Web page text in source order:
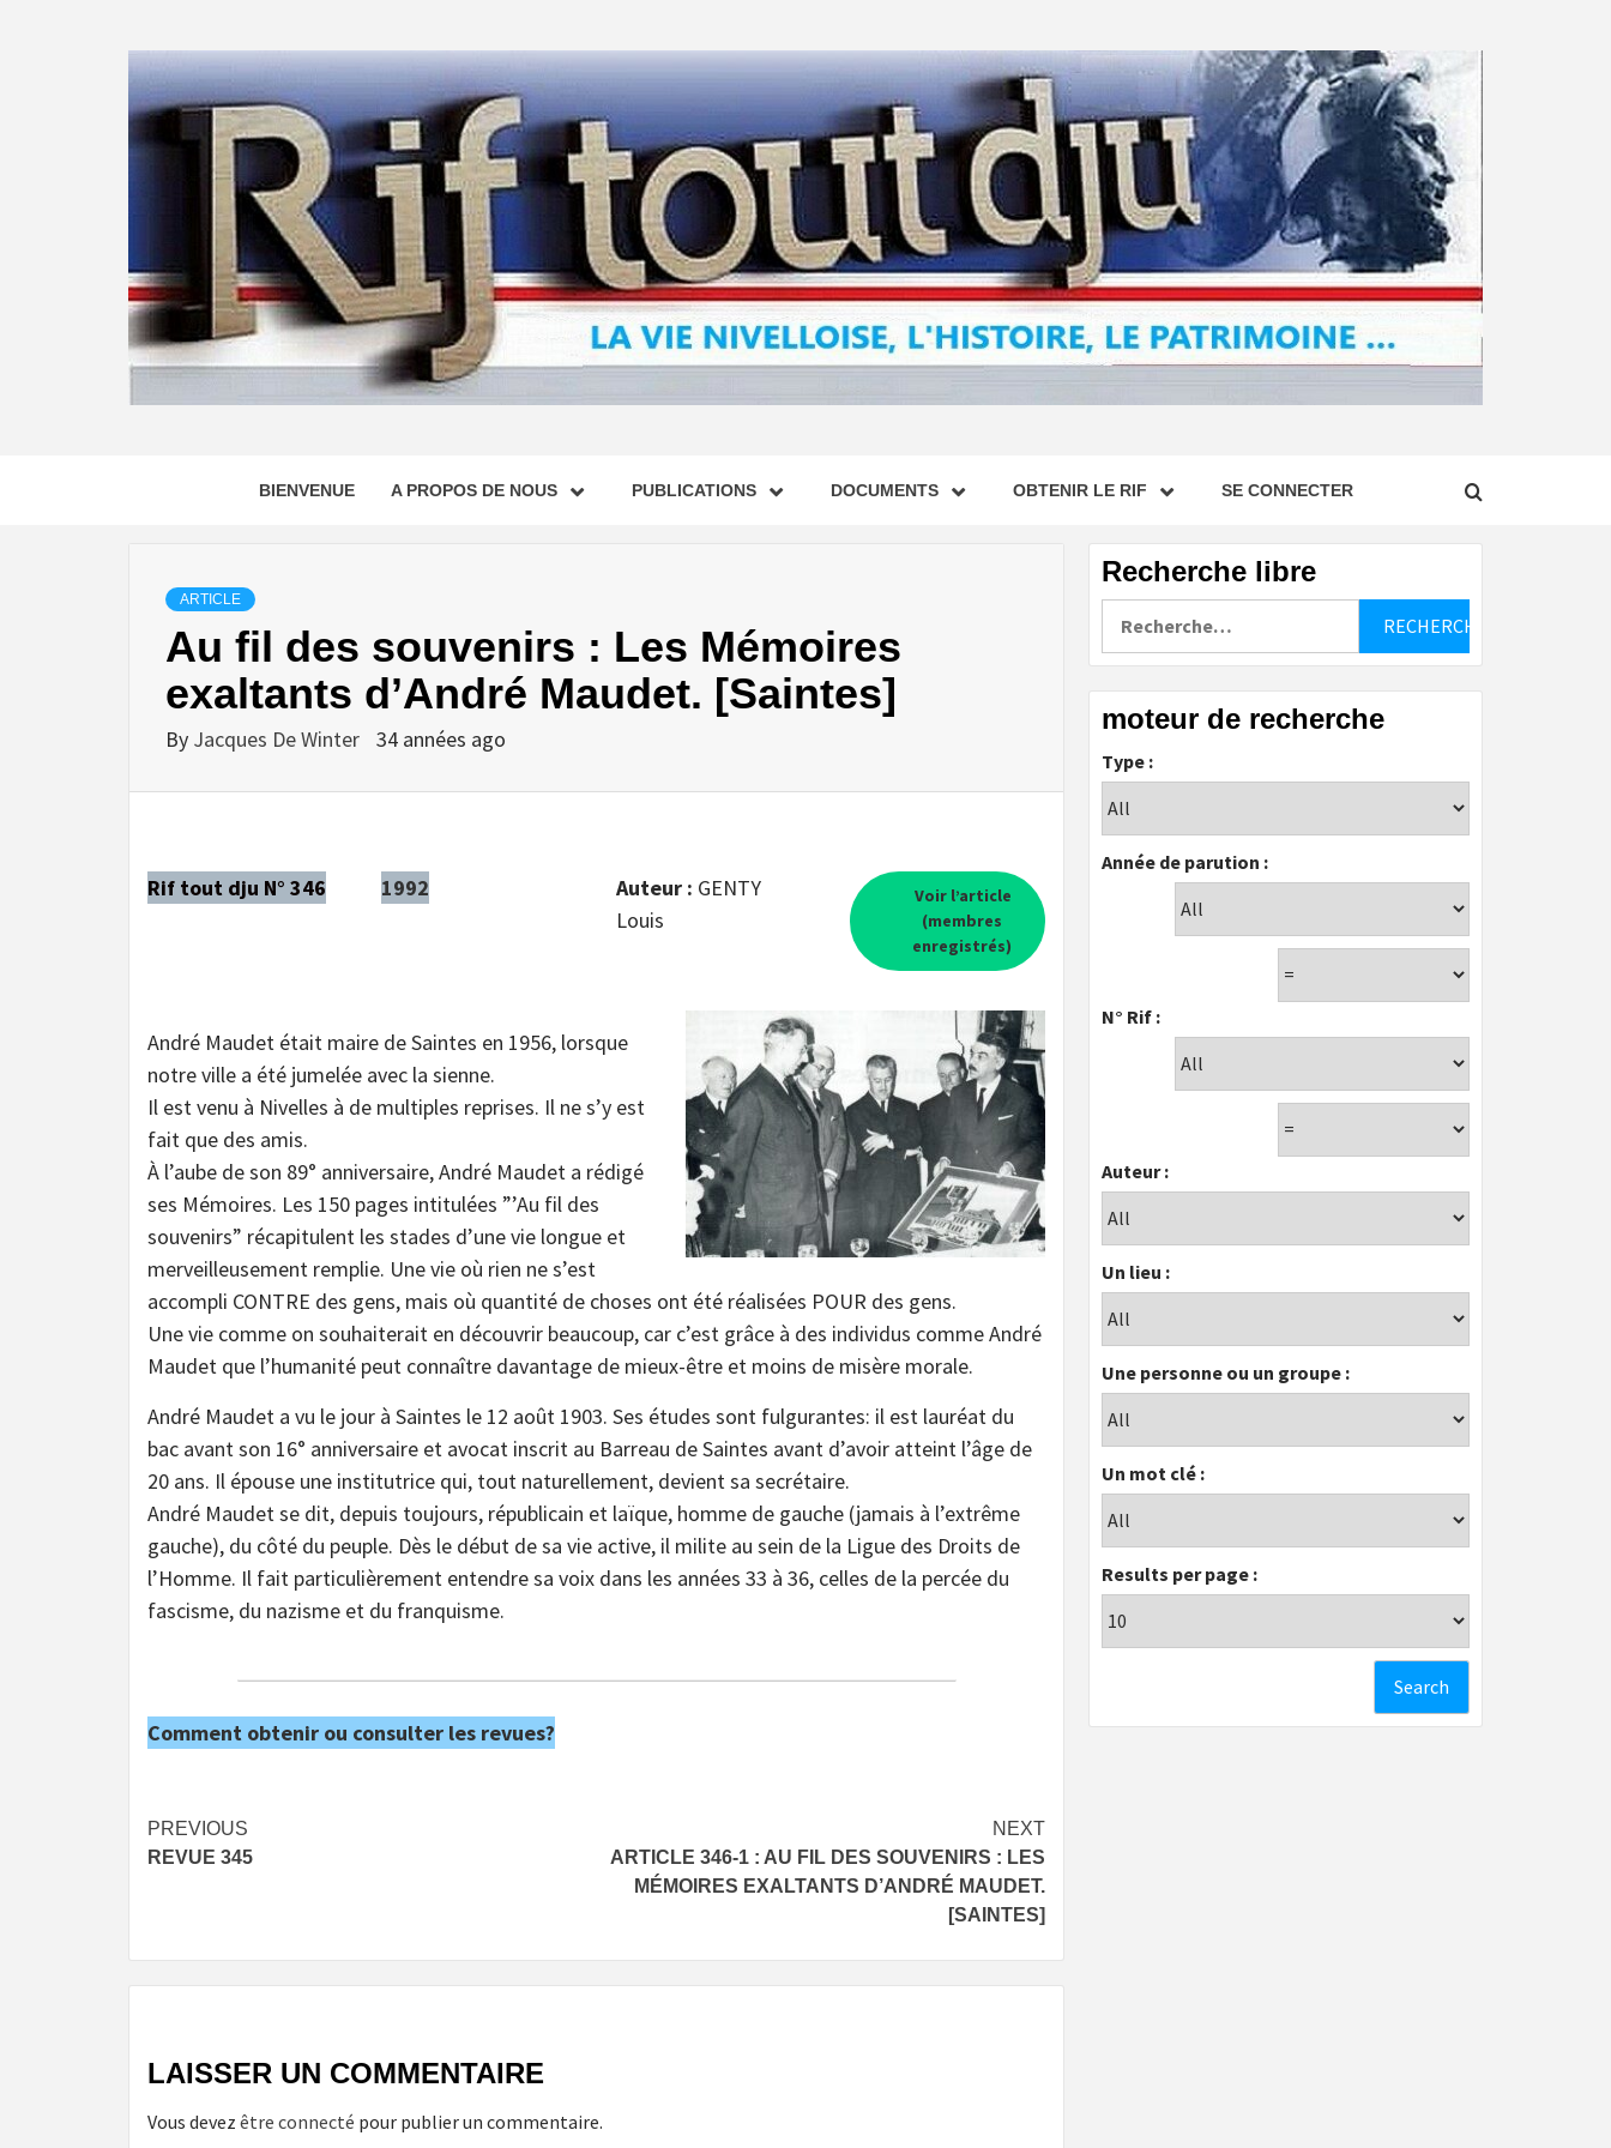
BIENVENUE A PROPOS DE NOUS PUBLICATIONS DOCUMENTS OBTENIR LE RIF SE CONNECTER
ARTICLE
Au fil des souvenirs : Les Mémoires
exaltants d’André Maudet. [Saintes]
By Jacques De Winter 34 années ago
Rif tout dju N° 346 1992 Auteur : GENTY
Louis
Voir l’article
(membres
enregistrés)
André Maudet était maire de Saintes en 1956, lorsque
notre ville a été jumelée avec la sienne.
Il est venu à Nivelles à de multiples reprises. Il ne s’y est
fait que des amis.
À l’aube de son 89° anniversaire, André Maudet a rédigé
ses Mémoires. Les 150 pages intitulées ”’Au fil des
souvenirs” récapitulent les stades d’une vie longue et
merveilleusement remplie. Une vie où rien ne s’est
accompli CONTRE des gens, mais où quantité de choses ont été réalisées POUR des gens.
Une vie comme on souhaiterait en découvrir beaucoup, car c’est grâce à des individus comme André
Maudet que l’humanité peut connaître davantage de mieux-être et moins de misère morale.
André Maudet a vu le jour à Saintes le 12 août 1903. Ses études sont fulgurantes: il est lauréat du
bac avant son 16° anniversaire et avocat inscrit au Barreau de Saintes avant d’avoir atteint l’âge de
20 ans. Il épouse une institutrice qui, tout naturellement, devient sa secrétaire.
André Maudet se dit, depuis toujours, républicain et laïque, homme de gauche (jamais à l’extrême
gauche), du côté du peuple. Dès le début de sa vie active, il milite au sein de la Ligue des Droits de
l’Homme. Il fait particulièrement entendre sa voix dans les années 33 à 36, celles de la percée du
fascisme, du nazisme et du franquisme.
Comment obtenir ou consulter les revues?
Post
navigation
PREVIOUS
REVUE 345
NEXT
ARTICLE 346-1 : AU FIL DES SOUVENIRS : LES
MÉMOIRES EXALTANTS D’ANDRÉ MAUDET.
[SAINTES]
LAISSER UN COMMENTAIRE
Vous devez être connecté pour publier un commentaire.
Recherche libre
moteur de recherche
Type :
Année de parution :
N° Rif :
Auteur :
Un lieu :
Une personne ou un groupe :
Un mot clé :
Results per page :